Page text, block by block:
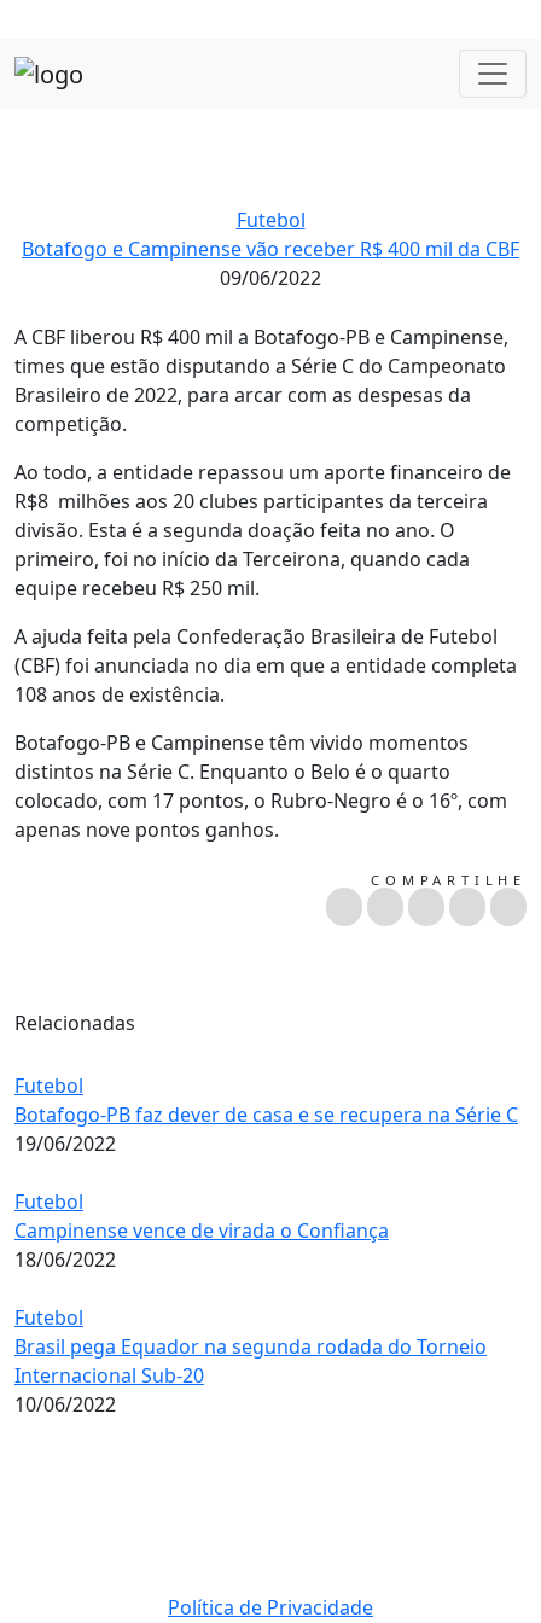
Futebol
Botafogo e Campinense vão receber R$ 400 mil da CBF
09/06/2022
A CBF liberou R$ 400 mil a Botafogo-PB e Campinense,
times que estão disputando a Série C do Campeonato
Brasileiro de 2022, para arcar com as despesas da
competição.
Ao todo, a entidade repassou um aporte financeiro de
R$8 milhões aos 20 clubes participantes da terceira
divisão. Esta é a segunda doação feita no ano. O
primeiro, foi no início da Terceirona, quando cada
equipe recebeu R$ 250 mil.
A ajuda feita pela Confederação Brasileira de Futebol
(CBF) foi anunciada no dia em que a entidade completa
108 anos de existência.
Botafogo-PB e Campinense têm vivido momentos
distintos na Série C. Enquanto o Belo é o quarto
colocado, com 17 pontos, o Rubro-Negro é o 16º, com
apenas nove pontos ganhos.
COMPARTILHE
Relacionadas
Futebol
Botafogo-PB faz dever de casa e se recupera na Série C
19/06/2022
Futebol
Campinense vence de virada o Confiança
18/06/2022
Futebol
Brasil pega Equador na segunda rodada do Torneio
Internacional Sub-20
10/06/2022
Política de Privacidade